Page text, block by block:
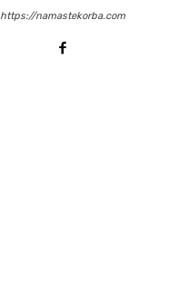
https://namastekorba.com